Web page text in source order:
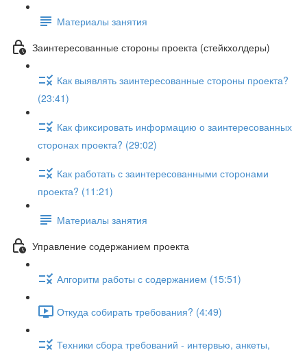
Материалы занятия
Заинтересованные стороны проекта (стейкхолдеры)
Как выявлять заинтересованные стороны проекта?
(23:41)
Как фиксировать информацию о заинтересованных
сторонах проекта? (29:02)
Как работать с заинтересованными сторонами
проекта? (11:21)
Материалы занятия
Управление содержанием проекта
Алгоритм работы с содержанием (15:51)
Откуда собирать требования? (4:49)
Техники сбора требований - интервью, анкеты,